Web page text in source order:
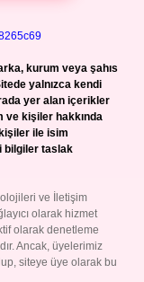
kurum veya şahıs
yalnızca kendi
yer alan içerikler
ve kişiler hakkında
ile isim
bilgiler taslak
ve İletişim
olarak hizmet
olarak denetleme
Ancak, üyelerimiz
siteye üye olarak bu